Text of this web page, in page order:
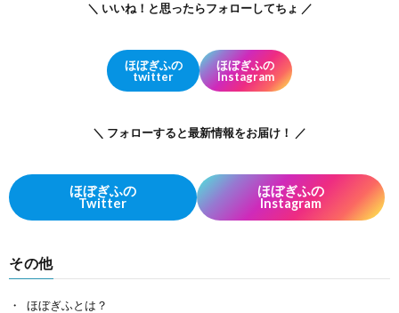
＼ いいね！と思ったらフォローしてちょ ／
ほぼぎふの
twitter
ほぼぎふの
Instagram
＼ フォローすると最新情報をお届け！ ／
ほぼぎふの
Twitter
ほぼぎふの
Instagram
その他
ほぼぎふとは？